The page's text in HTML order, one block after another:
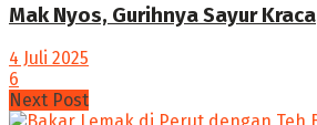
Mak Nyos, Gurihnya Sayur Kraca
4 Juli 2025
6
Next Post